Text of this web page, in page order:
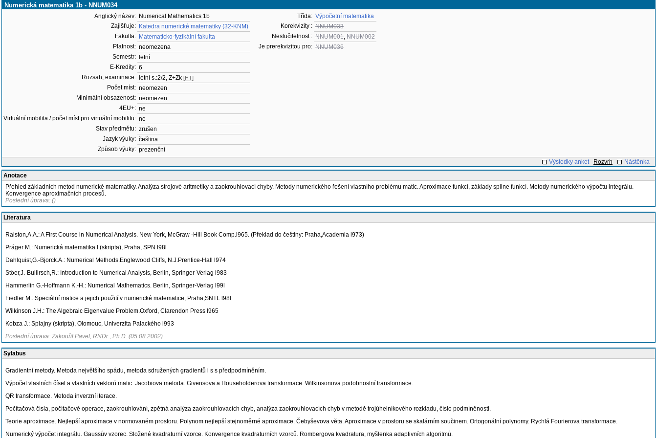
Numerická matematika 1b - NNUM034
Anglický název: Numerical Mathematics 1b
Zajišťuje: Katedra numerické matematiky (32-KNM)
Fakulta: Matematicko-fyzikální fakulta
Platnost: neomezena
Semestr:
letní
E-Kredity: 6
Rozsah, examinace:
letní s.:2/2, Z+Zk [HT]
Počet míst: neomezen
Minimální obsazenost: neomezen
4EU+: ne
Virtuální mobilita / počet míst pro virtuální mobilitu: ne
Stav předmětu: zrušen
Jazyk výuky: čeština
Způsob výuky: prezenční
Třída: Výpočetní matematika
Korekvizity : NNUM033
Neslučitelnost : NNUM001, NNUM002
Je prerekvizitou pro: NNUM036
Výsledky anket Rozvrh
Nástěnka
Anotace
Přehled základních metod numerické matematiky. Analýza strojové aritmetiky a zaokrouhlovací chyby. Metody numerického řešení vlastního problému matic. Aproximace funkcí, základy spline funkcí. Metody numerického výpočtu integrálu.
Konvergence aproximačních procesů.
Poslední úprava: ()
Literatura
Ralston,A.A.: A First Course in Numerical Analysis. New York, McGraw -Hill Book Comp.l965. (Překlad do češtiny: Praha,Academia l973)
Práger M.: Numerická matematika I.(skripta), Praha, SPN l98l
Dahlquist,G.-Bjorck.A.: Numerical Methods.Englewood Cliffs, N.J.Prentice-Hall l974
Stöer,J.-Bullirsch,R.: Introduction to Numerical Analysis, Berlin, Springer-Verlag l983
Hammerlin G.-Hoffmann K.-H.: Numerical Mathematics. Berlin, Springer-Verlag l99l
Fiedler M.: Speciální matice a jejich použití v numerické matematice, Praha,SNTL l98l
Wilkinson J.H.: The Algebraic Eigenvalue Problem.Oxford, Clarendon Press l965
Kobza J.: Splajny (skripta), Olomouc, Univerzita Palackého l993
Poslední úprava: Zakouřil Pavel, RNDr., Ph.D. (05.08.2002)
Sylabus
Gradientní metody. Metoda největšího spádu, metoda sdružených gradientů i s s předpodmíněním.
Výpočet vlastních čísel a vlastních vektorů matic. Jacobiova metoda. Givensova a Householderova transformace. Wilkinsonova podobnostní transformace.
QR transformace. Metoda inverzní iterace.
Počítačová čísla, počítačové operace, zaokrouhlování, zpětná analýza zaokrouhlovacích chyb, analýza zaokrouhlovacích chyb v metodě trojúhelníkového rozkladu, číslo podmíněnosti.
Teorie aproximace. Nejlepší aproximace v normovaném prostoru. Polynom nejlepší stejnoměrné aproximace. Čebyševova věta. Aproximace v prostoru se skalárním součinem. Ortogonální polynomy. Rychlá Fourierova transformace.
Numerický výpočet integrálu. Gaussův vzorec. Složené kvadraturní vzorce. Konvergence kvadraturních vzorců. Rombergova kvadratura, myšlenka adaptivních algoritmů.